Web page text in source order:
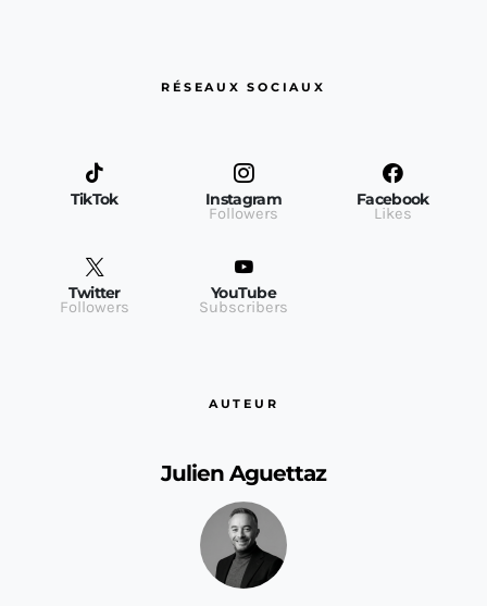
RÉSEAUX SOCIAUX
TikTok Instagram
Followers
Facebook
Likes
Twitter
Followers
YouTube
Subscribers
AUTEUR
Julien Aguettaz